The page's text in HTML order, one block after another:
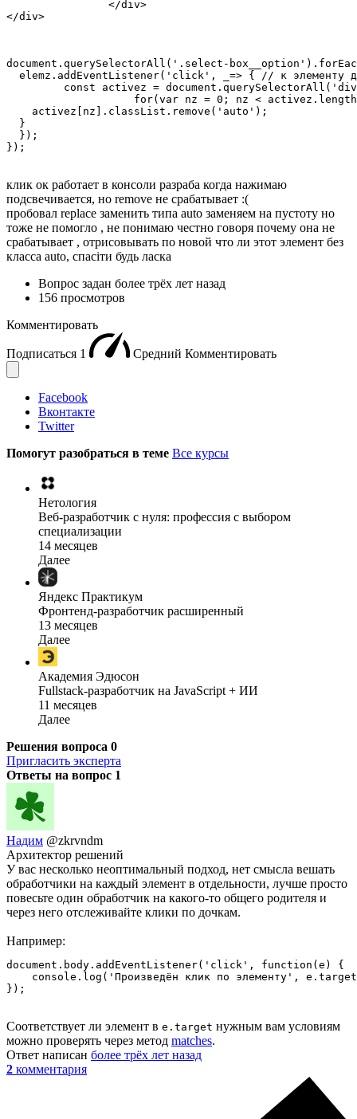
</div>
document.querySelectorAll('.select-
elemz.addEventListener('click', _=> { // к элементу
    activez[nz].classList.remove('auto');
  }
  });
});
клик ок работает в консоли разраба когда нажимаю
подсвечивается, но remove не срабатывает :(
пробовал replace заменить типа auto заменяем на пустоту но
тоже не помогло , не понимаю честно говоря почему она не
срабатывает , отрисовывать по новой что ли этот элемент без
класса auto, спасiти будь ласка
Вопрос задан более трёх лет назад
156 просмотров
Комментировать
Подписаться 1 Средний Комментировать
Facebook
Вконтакте
Twitter
Помогут разобраться в теме Все курсы
Нетология
Веб-разработчик с нуля: профессия с выбором
специализации
14 месяцев
Далее
Яндекс Практикум
Фронтенд-разработчик расширенный
13 месяцев
Далее
Академия Эдюсон
Fullstack-разработчик на JavaScript + ИИ
11 месяцев
Далее
Решения вопроса 0
Пригласить эксперта
Ответы на вопрос 1
Надим @zkrvndm
Архитектор решений
У вас несколько неоптимальный подход, нет смысла вешать
обработчики на каждый элемент в отдельности, лучше просто
повесьте один обработчик на какого-то общего родителя и
через него отслеживайте клики по дочкам.
Например:
document.body.addEventListener('click', function(e) {
console.log('Произведён клик по элементу',
});
Соответствует ли элемент в e.target нужным вам условиям
можно проверять через метод matches.
Ответ написан более трёх лет назад
2 комментария